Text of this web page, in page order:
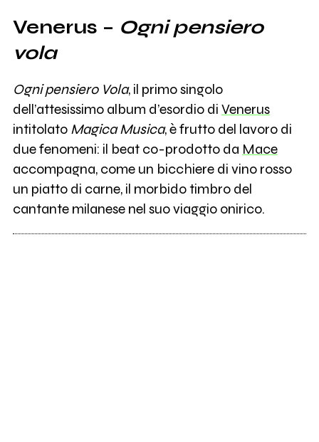
Lethal V
Pinguini Tattici Nucleari
Samuel 5
Francesca Michielin
Venerus – Ogni pensiero
vola
Ogni pensiero Vola, il primo singolo
dell’attesissimo album d’esordio di Venerus
intitolato Magica Musica, è frutto del lavoro di
due fenomeni: il beat co-prodotto da Mace
accompagna, come un bicchiere di vino rosso
un piatto di carne, il morbido timbro del
cantante milanese nel suo viaggio onirico.